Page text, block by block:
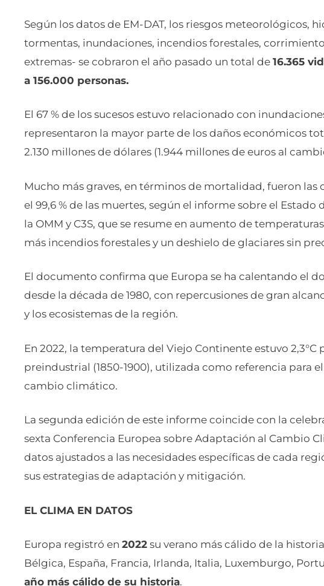
Según los datos de EM-DAT, los riesgos meteorológicos,
tormentas, inundaciones, incendios forestales,
extremas- se cobraron el año pasado un total de 16.365
a 156.000 personas.
El 67 % de los sucesos estuvo relacionado con
representaron la mayor parte de los daños económicos
2.130 millones de dólares (1.944 millones de euros al
Mucho más graves, en términos de mortalidad, fueron las
el 99,6 % de las muertes, según el informe sobre el Estado
la OMM y C3S, que se resume en aumento de
más incendios forestales y un deshielo de glaciares sin
El documento confirma que Europa se ha calentando el
desde la década de 1980, con repercusiones de gran
y los ecosistemas de la región.
En 2022, la temperatura del Viejo Continente estuvo
preindustrial (1850-1900), utilizada como referencia para
cambio climático.
La segunda edición de este informe coincide con la
sexta Conferencia Europea sobre Adaptación al Cambio
datos ajustados a las necesidades específicas de cada
sus estrategias de adaptación y mitigación.
EL CLIMA EN DATOS
Europa registró en 2022 su verano más cálido de la
Bélgica, España, Francia, Irlanda, Italia, Luxemburgo,
año más cálido de su historia.